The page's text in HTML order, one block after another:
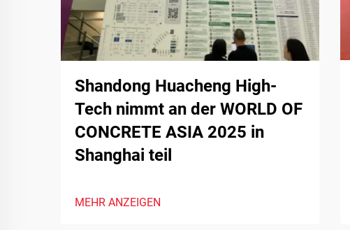
Shandong Huacheng High-
Tech nimmt an der WORLD OF
CONCRETE ASIA 2025 in
Shanghai teil
MEHR ANZEIGEN